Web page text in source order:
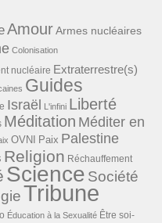
AmourArmes nucléaires
Colonisation
nucléaire Extraterrestre(s)
Guides
Israël L'infini Liberté
Méditation Méditer en
OVNI Paix Palestine
Religion Réchauffement
Science Société
Tribune
Éducation à la Sexualité Être soi-